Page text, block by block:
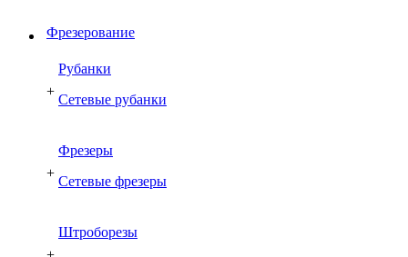
Фрезерование
+
Рубанки
Сетевые рубанки
+
Фрезеры
Сетевые фрезеры
Штроборезы